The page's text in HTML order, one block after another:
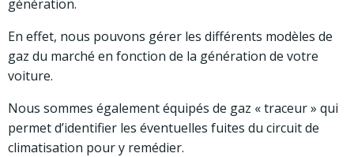
génération.
En effet, nous pouvons gérer les différents modèles de
gaz du marché en fonction de la génération de votre
voiture.
Nous sommes également équipés de gaz « traceur » qui
permet d’identifier les éventuelles fuites du circuit de
climatisation pour y remédier.